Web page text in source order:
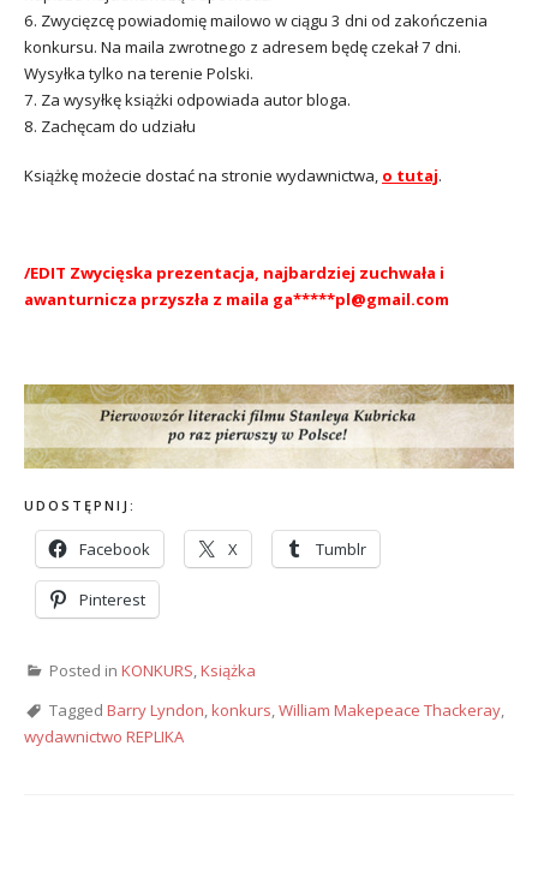
6. Zwycięzcę powiadomię mailowo w ciągu 3 dni od zakończenia
konkursu. Na maila zwrotnego z adresem będę czekał 7 dni.
Wysyłka tylko na terenie Polski.
7. Za wysyłkę książki odpowiada autor bloga.
8. Zachęcam do udziału
Książkę możecie dostać na stronie wydawnictwa, o tutaj.
/EDIT Zwycięska prezentacja, najbardziej zuchwała i
awanturnicza przyszła z maila ga*****pl@gmail.com
UDOSTĘPNIJ:
Facebook X Tumblr
Pinterest
Posted in KONKURS,Książka
Tagged Barry Lyndon,konkurs,William Makepeace Thackeray,
wydawnictwo REPLIKA